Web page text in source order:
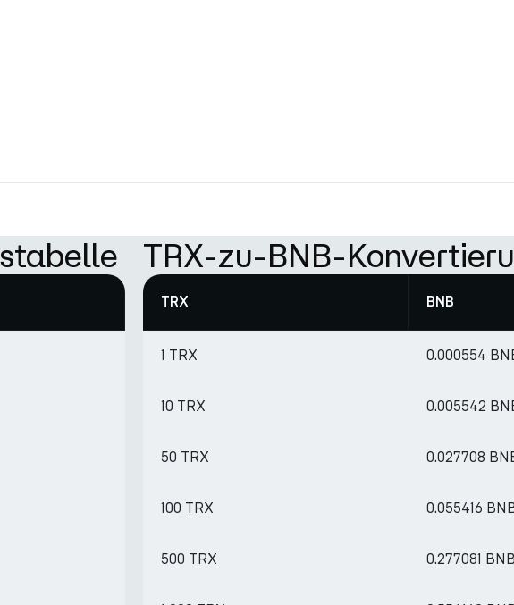
TRX-zu-BNB-
TRX BNB
1 TRX 0.000554
10 TRX 0.005542
50 TRX 0.027708
100 TRX 0.055416
500 TRX 0.277081 BNB